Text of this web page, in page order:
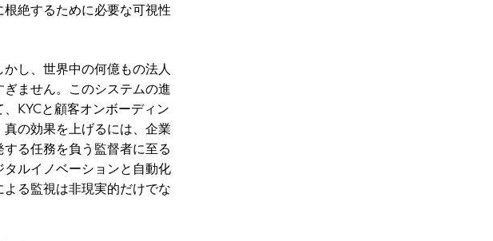
絶するために必要な可視性
し、世界中の何億もの法人
ません。このシステムの進
KYCと顧客オンボーディン
の効果を上げるには、企業
る任務を負う監督者に至る
ルイノベーションと自動化
る監視は非現実的だけでな